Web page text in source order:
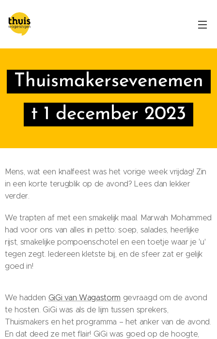
Thuismakersevenemen
t 1 december 2023
Mens, wat een knalfeest was het vorige week vrijdag! Zin
in een korte terugblik op de avond? Lees dan lekker
verder.
We trapten af met een smakelijk maal. Marwah Mohammed
had voor ons van alles in petto: soep, salades, heerlijke
rijst, smakelijke pompoenschotel en een toetje waar je 'u'
tegen zegt. Iedereen kletste bij, en de sfeer zat er gelijk
goed in!
We hadden GiGi van Wagastorm gevraagd om de avond
te hosten. GiGi was als de lijm tussen sprekers,
Thuismakers en het programma – het anker van de avond.
En dat deed ze met flair! GiGi was goed op de hoogte,